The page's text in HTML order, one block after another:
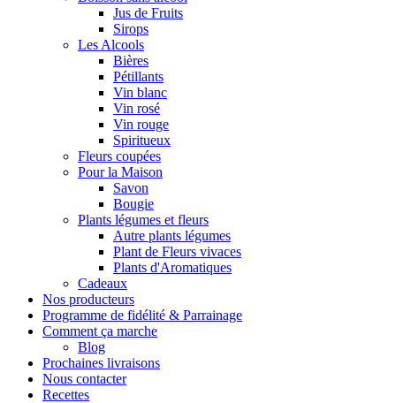
Jus de Fruits
Sirops
Les Alcools
Bières
Pétillants
Vin blanc
Vin rosé
Vin rouge
Spiritueux
Fleurs coupées
Pour la Maison
Savon
Bougie
Plants légumes et fleurs
Autre plants légumes
Plant de Fleurs vivaces
Plants d'Aromatiques
Cadeaux
Nos producteurs
Programme de fidélité & Parrainage
Comment ça marche
Blog
Prochaines livraisons
Nous contacter
Recettes